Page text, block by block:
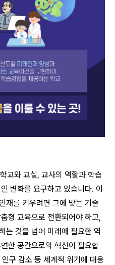
교와 교실, 교사의 역할과 학습
변화를 요구하고 있습니다. 이
재를 키우려면 그에 맞는 기술
형 교육으로 전환되어야 하고,
는 것을 넘어 미래에 필요한 역
한 공간으로의 혁신이 필요합
구 감소 등 세계적 위기에 대응